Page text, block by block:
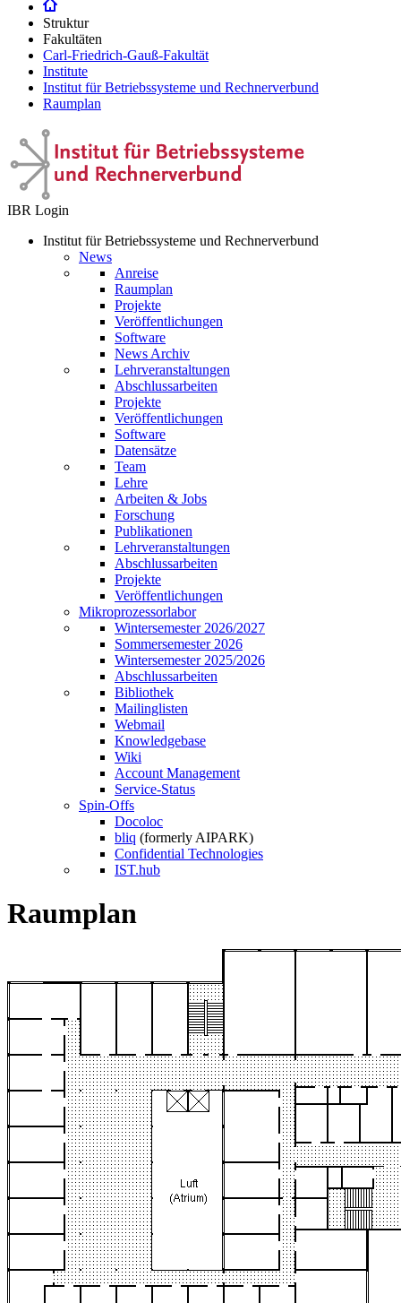
Struktur
Fakultäten
Carl-Friedrich-Gauß-Fakultät
Institute
Institut für Betriebssysteme und Rechnerverbund
Raumplan
IBR Login
Institut für Betriebssysteme und Rechnerverbund
News
Anreise
Raumplan
Projekte
Veröffentlichungen
Software
News Archiv
Lehrveranstaltungen
Abschlussarbeiten
Projekte
Veröffentlichungen
Software
Datensätze
Team
Lehre
Arbeiten & Jobs
Forschung
Publikationen
Lehrveranstaltungen
Abschlussarbeiten
Projekte
Veröffentlichungen
Mikroprozessorlabor
Wintersemester 2026/2027
Sommersemester 2026
Wintersemester 2025/2026
Abschlussarbeiten
Bibliothek
Mailinglisten
Webmail
Knowledgebase
Wiki
Account Management
Service-Status
Spin-Offs
Docoloc
bliq (formerly AIPARK)
Confidential Technologies
IST.hub
Raumplan